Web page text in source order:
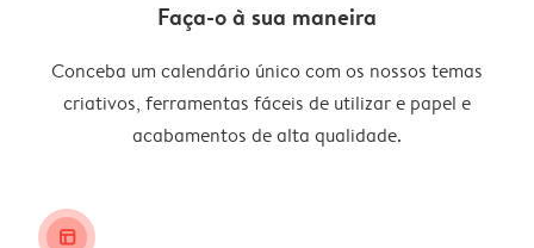
Faça-o à sua maneira
Conceba um calendário único com os nossos temas
criativos, ferramentas fáceis de utilizar e papel e
acabamentos de alta qualidade.
layout_alt